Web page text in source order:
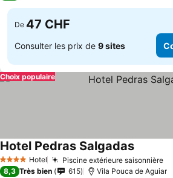
De 47 CHF
Consulter les prix de 9 sites
Choix populaire
4 Étoiles Hotel Piscine extérieure saisonnière
Hotel Pedras Salgadas
8,3 Très bien 615 Vila Pouca de Aguiar